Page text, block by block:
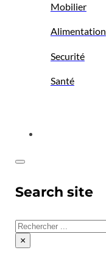
Mobilier
Alimentation
Securité
Santé
Search site
Rechercher
×